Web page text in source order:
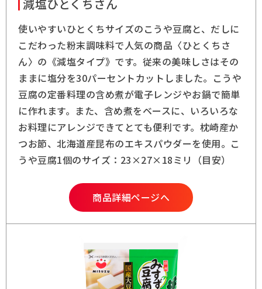
減塩ひとくちさん
使いやすいひとくちサイズのこうや豆腐と、だしに
こだわった粉末調味料で人気の商品〈ひとくちさ
ん〉の《減塩タイプ》です。従来の美味しさはその
ままに塩分を30パーセントカットしました。こうや
豆腐の定番料理の含め煮が電子レンジやお鍋で簡単
に作れます。また、含め煮をベースに、いろいろな
お料理にアレンジできてとても便利です。枕崎産か
つお節、北海道産昆布のエキスパウダーを使用。こ
うや豆腐1個のサイズ：23×27×18ミリ（目安）
商品詳細ページへ